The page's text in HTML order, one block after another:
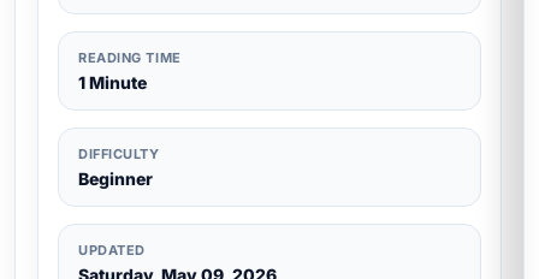
READING TIME
1 Minute
DIFFICULTY
Beginner
UPDATED
Saturday, May 09, 2026